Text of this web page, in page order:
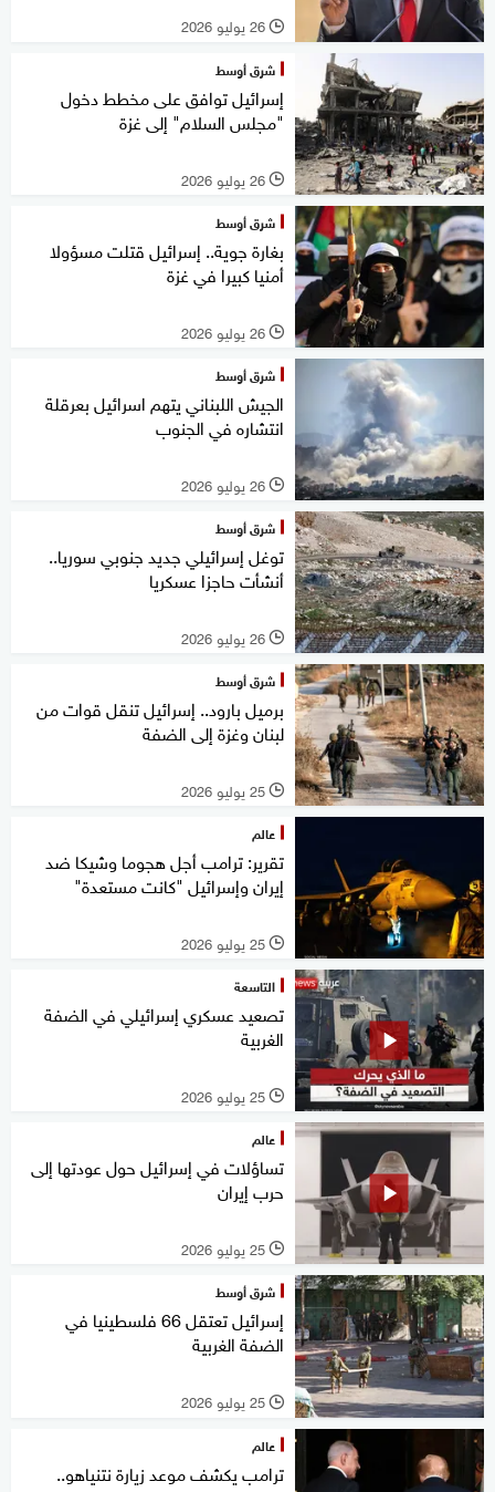
l 26 يوليو 2026
شرق أوسط
إسرائيل توافق على مخطط دخول
"مجلس السلام" إلى غزة
l 26 يوليو 2026
شرق أوسط
بغارة جوية.. إسرائيل قتلت مسؤولا
أمنيا كبيرا في غزة
l 26 يوليو 2026
شرق أوسط
الجيش اللبناني يتهم اسرائيل بعرقلة
انتشاره في الجنوب
l 26 يوليو 2026
شرق أوسط
توغل إسرائيلي جديد جنوبي سوريا..
أنشأت حاجزا عسكريا
l 26 يوليو 2026
شرق أوسط
برميل بارود.. إسرائيل تنقل قوات من
لبنان وغزة إلى الضفة
l 25 يوليو 2026
عالم
تقرير: ترامب أجل هجوما وشيكا ضد
إيران وإسرائيل "كانت مستعدة"
l 25 يوليو 2026
التاسعة
تصعيد عسكري إسرائيلي في الضفة
الغربية
l 25 يوليو 2026
عالم
تساؤلات في إسرائيل حول عودتها إلى
حرب إيران
l 25 يوليو 2026
شرق أوسط
إسرائيل تعتقل 66 فلسطينيا في
الضفة الغربية
l 25 يوليو 2026
عالم
ترامب يكشف موعد زيارة نتنياهو..